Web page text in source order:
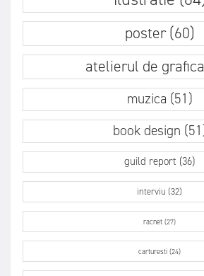
poster (60)
atelierul de
muzica (51)
book design
guild report (36)
interviu (32)
racnet (27)
carturesti (24)